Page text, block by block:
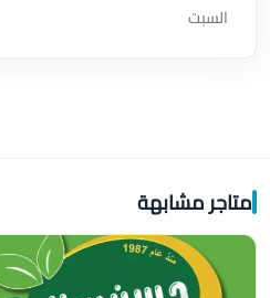
السبت
متاجر مشابهة